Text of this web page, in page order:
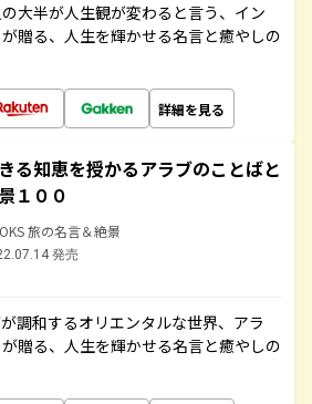
大半が人生観が変わると言う、イン
贈る、人生を輝かせる名言と癒やしの
詳細を見る
る知恵を授かるアラブのことばと
１００
旅の名言＆絶景
発売
調和するオリエンタルな世界、アラ
贈る、人生を輝かせる名言と癒やしの